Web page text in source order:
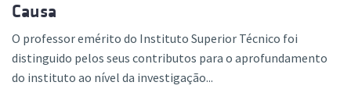
Causa
O professor emérito do Instituto Superior Técnico foi
distinguido pelos seus contributos para o aprofundamento
do instituto ao nível da investigação...